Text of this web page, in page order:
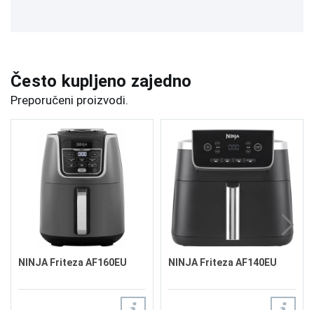
Često kupljeno zajedno
Preporučeni proizvodi.
NINJA Friteza AF160EU NINJA Friteza AF140EU